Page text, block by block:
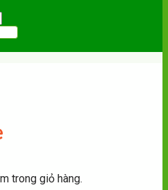
trong giỏ hàng.